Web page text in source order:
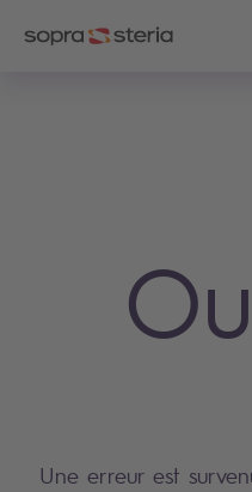
Une erreur est